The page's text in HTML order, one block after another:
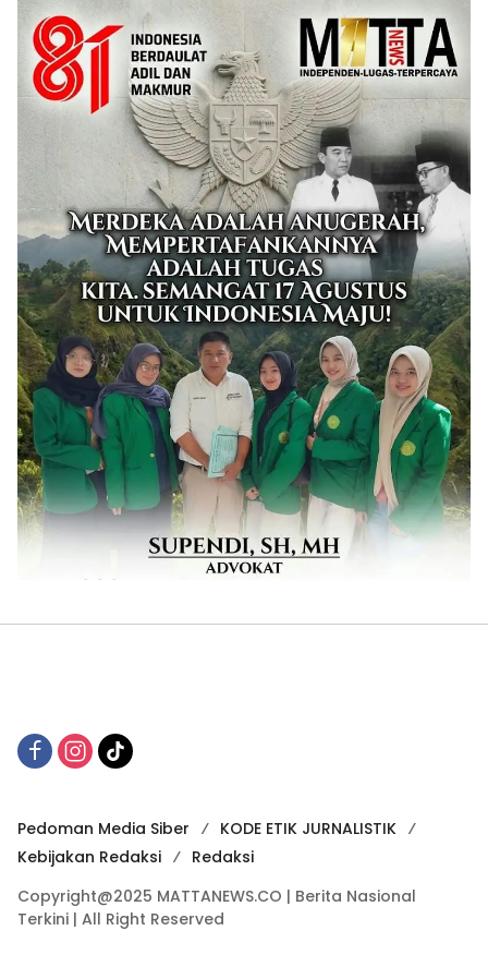
Pedoman Media Siber
KODE ETIK JURNALISTIK
Kebijakan Redaksi
Redaksi
Copyright@2025 MATTANEWS.CO | Berita Nasional
Terkini | All Right Reserved